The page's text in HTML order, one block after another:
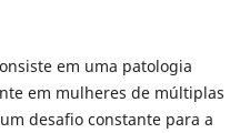
em uma patologia
em mulheres de múltiplas
desafio constante para a